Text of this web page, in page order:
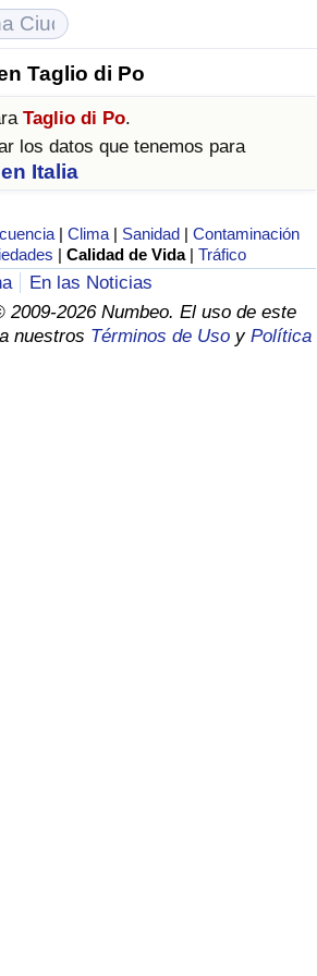
Taglio di Po
Taglio di Po.
los datos que tenemos para
Italia
|Clima | Sanidad |Contaminación
|Calidad de Vida |Tráfico
En las Noticias
2009-2026 Numbeo. El uso de este
nuestros Términos de Uso y Política
Vida (Actual)
Vida
vida por país
Inmuebles (Actual)
Inmuebles
Inmuebles por País
Vida
Vida (Actual)
vida por país
de Criminalidad